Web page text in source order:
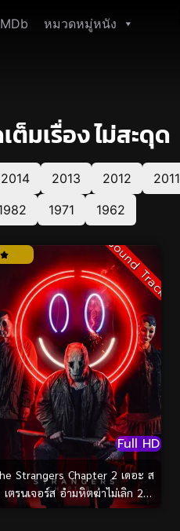
หมวดหมู่หนัง
มเรื่อง ไม่สะดุด
2014 2013 2012 2011
1971 1962
Sound Track
Full HD
Strangers Chapter 2 เดอะ ส
เตรนเจอร์ส อำมหิตฆ่าไม่เลิก 2
(2025)